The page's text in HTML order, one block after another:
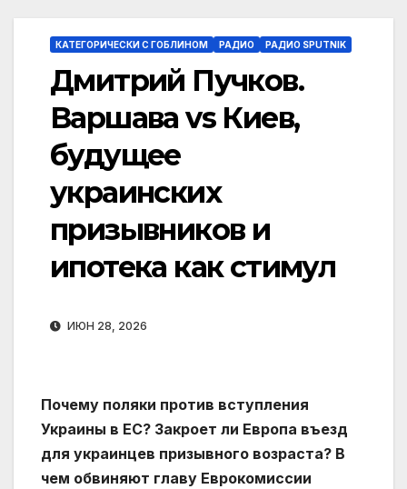
КАТЕГОРИЧЕСКИ С ГОБЛИНОМ РАДИО РАДИО SPUTNIK
Дмитрий Пучков.
Варшава vs Киев,
будущее
украинских
призывников и
ипотека как стимул
ИЮН 28, 2026
Почему поляки против вступления
Украины в ЕС? Закроет ли Европа въезд
для украинцев призывного возраста? В
чем обвиняют главу Еврокомиссии